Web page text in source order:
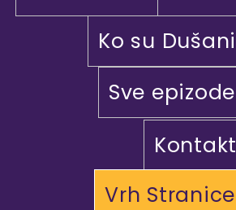
Ko su Dušani
Sve epizode
Kontakt
Vrh Stranice